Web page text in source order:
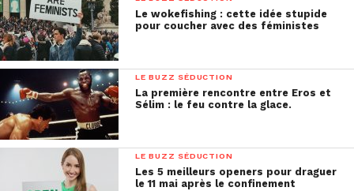
Le wokefishing : cette idée stupide
pour coucher avec des féministes
LE BUZZ SÉDUCTION
La première rencontre entre Eros et
Sélim : le feu contre la glace.
LE BUZZ SÉDUCTION
Les 5 meilleurs openers pour draguer
le 11 mai après le confinement